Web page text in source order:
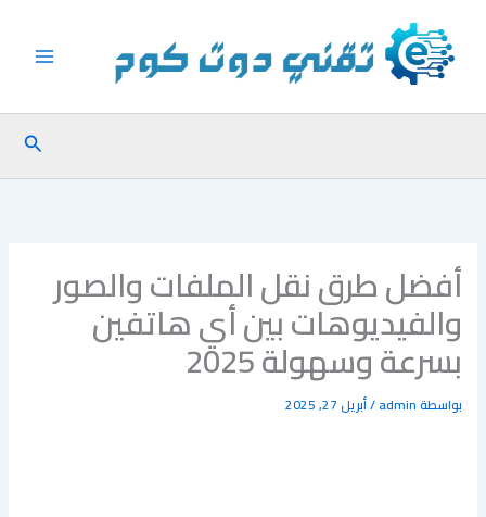
المحتوى
البحث
أفضل طرق نقل الملفات والصور
والفيديوهات بين أي هاتفين
بسرعة وسهولة 2025
بواسطةadmin
/أبريل 27, 2025